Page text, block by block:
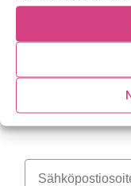
Tilaa